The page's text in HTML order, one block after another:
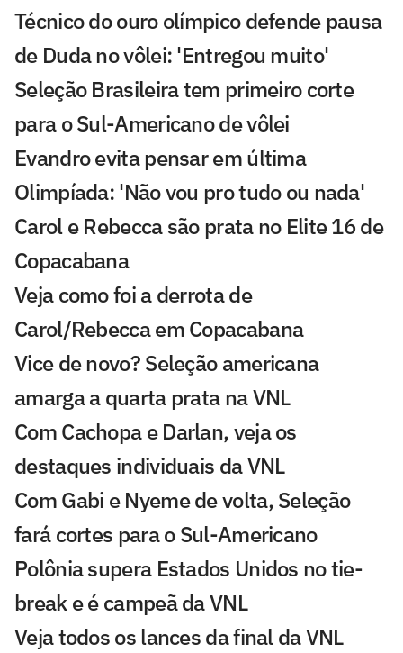
Técnico do ouro olímpico defende pausa
de Duda no vôlei: 'Entregou muito'
Seleção Brasileira tem primeiro corte
para o Sul-Americano de vôlei
Evandro evita pensar em última
Olimpíada: 'Não vou pro tudo ou nada'
Carol e Rebecca são prata no Elite 16 de
Copacabana
Veja como foi a derrota de
Carol/Rebecca em Copacabana
Vice de novo? Seleção americana
amarga a quarta prata na VNL
Com Cachopa e Darlan, veja os
destaques individuais da VNL
Com Gabi e Nyeme de volta, Seleção
fará cortes para o Sul-Americano
Polônia supera Estados Unidos no tie-
break e é campeã da VNL
Veja todos os lances da final da VNL